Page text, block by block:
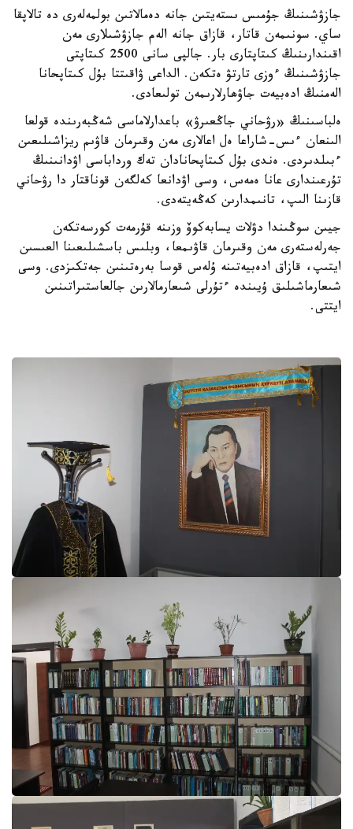
جازۋشىنىڭ جۇمىس ىستەيتىن جانە دەمالاتىن بولمەلەرى دە تالاپقا
ساي. سونىمەن قاتار، قازاق جانە الەم جازۋشىلارى مەن
اقىندارىنىڭ كىتاپتارى بار. جالپى سانى 2500 كىتاپتى
جازۋشىنىڭ ءوزى تارتۋ ەتكەن. الداعى ۋاقىتتا بۇل كىتاپحانا
الەمنىڭ ادەبيەت جاۋھارلارىمەن تولىعادى.
ەلباسىنىڭ «رۋحاني جاڭعىرۋ» باعدارلاماسى شەڭبەرىندە قولعا
الىنعان ءىس-شاراعا ەل اعالارى مەن وقىرمان قاۋىم ريزاشىلىعىن
ءبىلدىردى. ەندى بۇل كىتاپحانادان تەك ورداباسى اۋدانىنىڭ
تۇرعىندارى عانا ەمەس، وسى اۋدانعا كەلگەن قوناقتار دا رۋحاني
قازىنا الىپ، تانىمدارىن كەڭەيتەدى.
جيىن سوڭىندا دۋلات يسابەكوۆ وزىنە قۇرمەت كورسەتكەن
جەرلەستەرى مەن وقىرمان قاۋىمعا، وبلىس باسشىلىعىنا العىسىن
ايتىپ، قازاق ادەبيەتىنە ۇلەس قوسا بەرەتىنىن جەتكىزدى. وسى
شىعارماشىلىق ۇيىندە ءتۇرلى شىعارمالارىن جالعاستىراتىنىن
ايتتى.